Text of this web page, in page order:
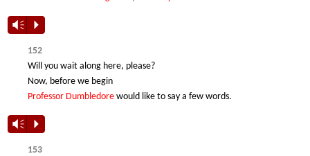
Vm P
152
Will you wait along here, please?
Now, before we begin
Professor Dumbledore would like to say a few words.
Vm P
153